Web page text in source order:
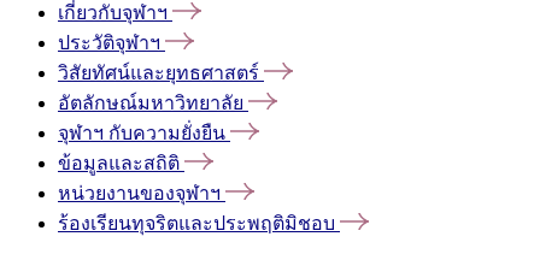
เกี่ยวกับจุฬาฯ
ประวัติจุฬาฯ
วิสัยทัศน์และยุทธศาสตร์
อัตลักษณ์มหาวิทยาลัย
จุฬาฯ กับความยั่งยืน
ข้อมูลและสถิติ
หน่วยงานของจุฬาฯ
ร้องเรียนทุจริตและประพฤติมิชอบ